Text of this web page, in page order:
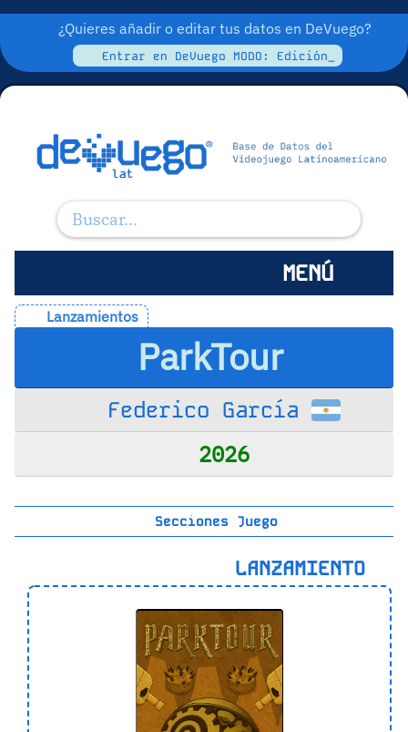
¿Quieres añadir o editar tus datos en DeVuego?
Entrar en DeVuego MODO: Edición_
MENÚ
Lanzamientos
ParkTour
Federico García
2026
Secciones Juego
LANZAMIENTO